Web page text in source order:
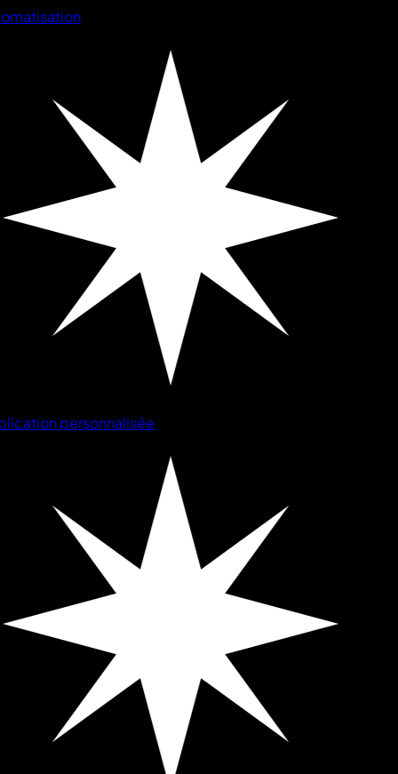
personnalisée